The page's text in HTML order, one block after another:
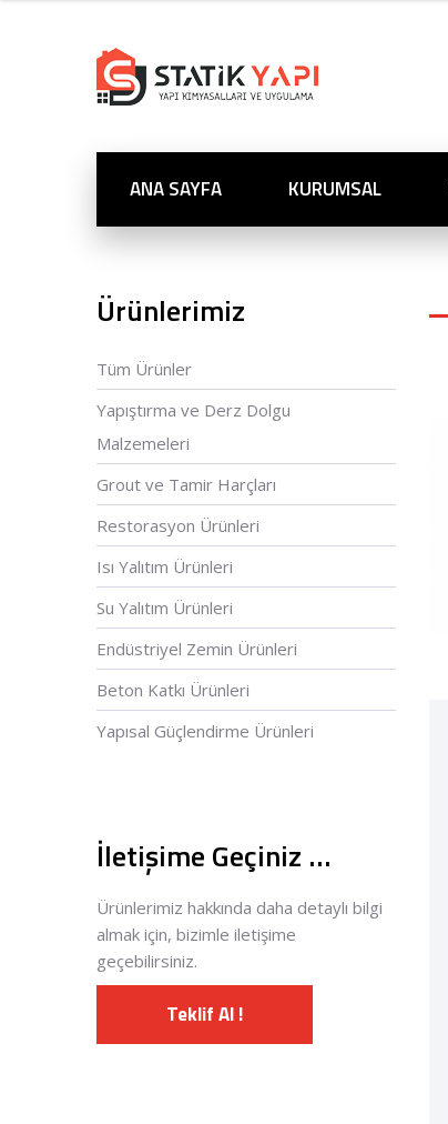
ANA SAYFA KURUMSAL
Ürünlerimiz
Tüm Ürünler
Yapıştırma ve Derz Dolgu
Malzemeleri
Grout ve Tamir Harçları
Restorasyon Ürünleri
Isı Yalıtım Ürünleri
Su Yalıtım Ürünleri
Endüstriyel Zemin Ürünleri
Beton Katkı Ürünleri
Yapısal Güçlendirme Ürünleri
İletişime Geçiniz …
Ürünlerimiz hakkında daha detaylı bilgi
almak için, bizimle iletişime
geçebilirsiniz.
Teklif Al !